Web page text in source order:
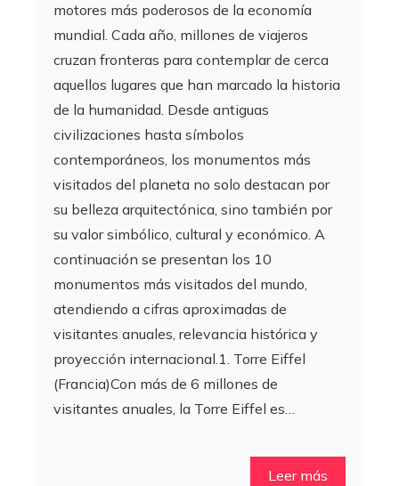
motores más poderosos de la economía
mundial. Cada año, millones de viajeros
cruzan fronteras para contemplar de cerca
aquellos lugares que han marcado la historia
de la humanidad. Desde antiguas
civilizaciones hasta símbolos
contemporáneos, los monumentos más
visitados del planeta no solo destacan por
su belleza arquitectónica, sino también por
su valor simbólico, cultural y económico. A
continuación se presentan los 10
monumentos más visitados del mundo,
atendiendo a cifras aproximadas de
visitantes anuales, relevancia histórica y
proyección internacional.1. Torre Eiffel
(Francia)Con más de 6 millones de
visitantes anuales, la Torre Eiffel es…
Leer más